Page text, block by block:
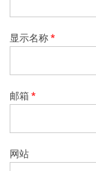
显示名称*
邮箱*
网站